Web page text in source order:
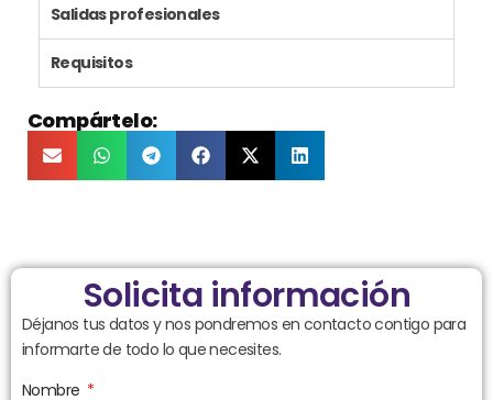
Salidas profesionales
Requisitos
Compártelo:
Solicita información
Déjanos tus datos y nos pondremos en contacto contigo para
informarte de todo lo que necesites.
Nombre